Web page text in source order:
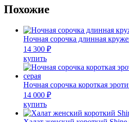
выбрать
странице
товара.
несколько
Опции
можно
выбрать
на
странице
Похожие
Ночная сорочка длинная
14 300 ₽
купитьЭтот
товар
несколько
вариаций.
можно
выбрать
Ночная сорочка короткая
14 000 ₽
купитьЭтот
товар